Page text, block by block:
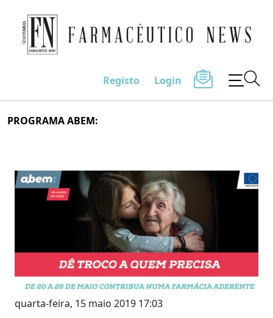
to
Farmacêutico News
Registo Login
PROGRAMA ABEM:
quarta-feira, 15 maio 2019 17:03